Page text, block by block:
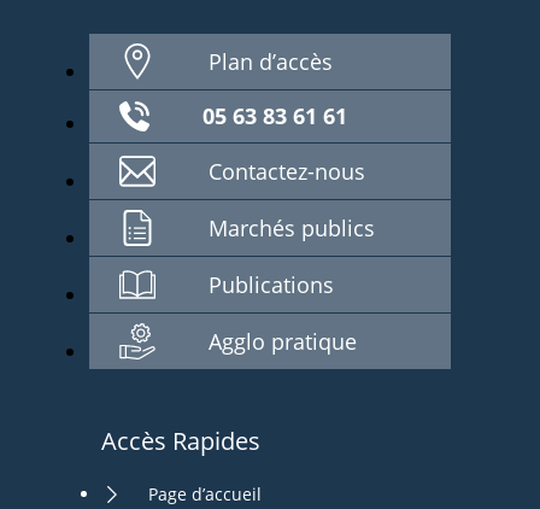
Plan d’accès
05 63 83 61 61
Contactez-nous
Marchés publics
Publications
Agglo pratique
Accès Rapides
Page d’accueil